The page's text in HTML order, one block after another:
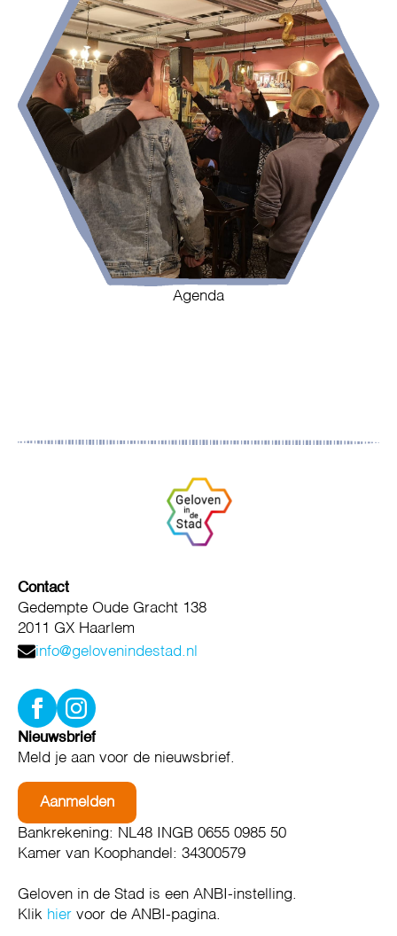
Agenda
Contact
Gedempte Oude Gracht 138
2011 GX Haarlem
info@gelovenindestad.nl
Nieuwsbrief
Meld je aan voor de nieuwsbrief.
Aanmelden
Bankrekening: NL48 INGB 0655 0985 50
Kamer van Koophandel: 34300579
Geloven in de Stad is een ANBI-instelling.
Klik hier voor de ANBI-pagina.